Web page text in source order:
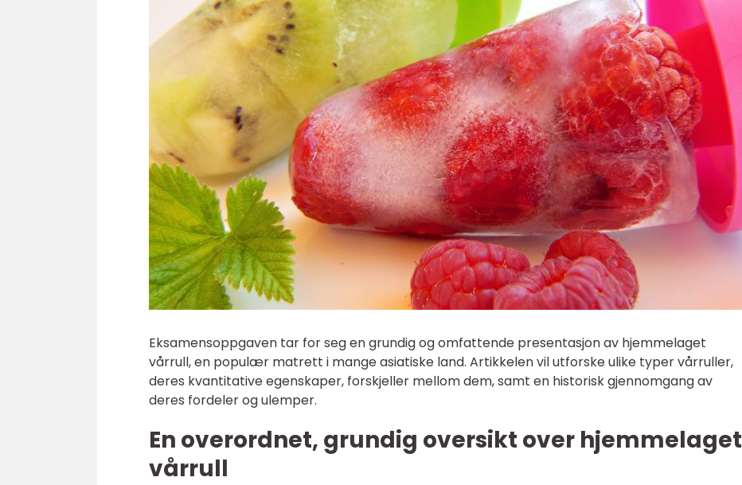
Eksamensoppgaven tar for seg en grundig og omfattende presentasjon av hjemmelaget
vårrull, en populær matrett i mange asiatiske land. Artikkelen vil utforske ulike typer vårruller,
deres kvantitative egenskaper, forskjeller mellom dem, samt en historisk gjennomgang av
deres fordeler og ulemper.
En overordnet, grundig oversikt over hjemmelaget
vårrull